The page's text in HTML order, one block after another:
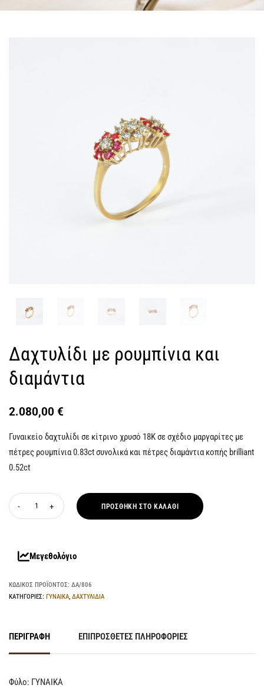
Δαχτυλίδι με ρουμπίνια και
διαμάντια
2.080,00 €
Γυναικείο δαχτυλίδι σε κίτρινο χρυσό 18Κ σε σχέδιο μαργαρίτες με
πέτρες ρουμπίνια 0.83ct συνολικά και πέτρες διαμάντια κοπής brilliant
0.52ct
ΠΡΟΣΘΉΚΗ ΣΤΟ ΚΑΛΆΘΙ
Μεγεθολόγιο
ΚΩΔΙΚΌΣ ΠΡΟΪΌΝΤΟΣ: ΔΑ/806
ΚΑΤΗΓΟΡΊΕΣ: ΓΥΝΑΙΚΑ, ΔΑΧΤΥΛΙΔΙΑ
ΠΕΡΙΓΡΑΦΉ ΕΠΙΠΡΌΣΘΕΤΕΣ ΠΛΗΡΟΦΟΡΊΕΣ
Φύλο: ΓYNAIKA